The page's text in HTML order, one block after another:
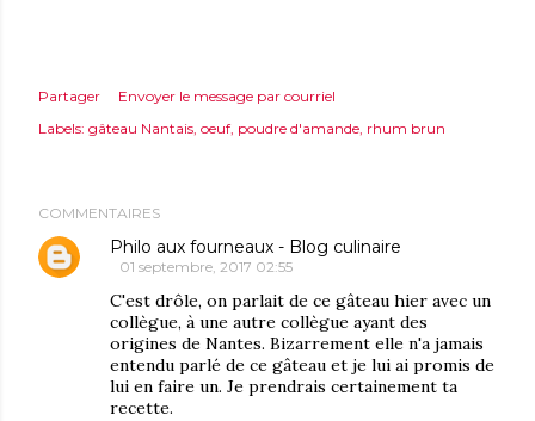
Partager
Envoyer le message par courriel
Labels: gâteau Nantais oeuf poudre d'amande rhum brun
COMMENTAIRES
Philo aux fourneaux - Blog culinaire
01 septembre, 2017 02:55
C'est drôle, on parlait de ce gâteau hier avec un
collègue, à une autre collègue ayant des
origines de Nantes. Bizarrement elle n'a jamais
entendu parlé de ce gâteau et je lui ai promis de
lui en faire un. Je prendrais certainement ta
recette.